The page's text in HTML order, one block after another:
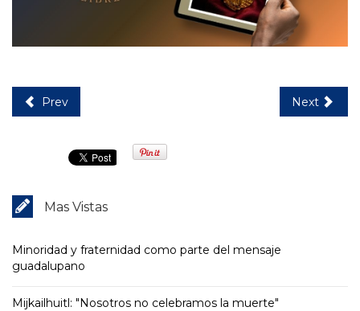
Prev Next
Mas Vistas
Minoridad y fraternidad como parte del mensaje
guadalupano
Mijkailhuitl: "Nosotros no celebramos la muerte"